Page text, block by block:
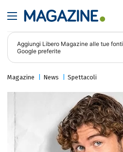
Aggiungi Libero Magazine alle tue fonti
Google preferite
Magazine News Spettacoli